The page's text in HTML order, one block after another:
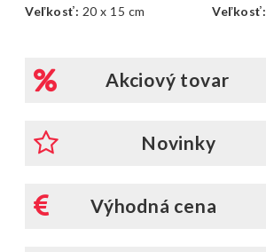
Veľkosť: 20 x 15 cm
Veľkosť:
Akciový tovar
Novinky
Výhodná cena